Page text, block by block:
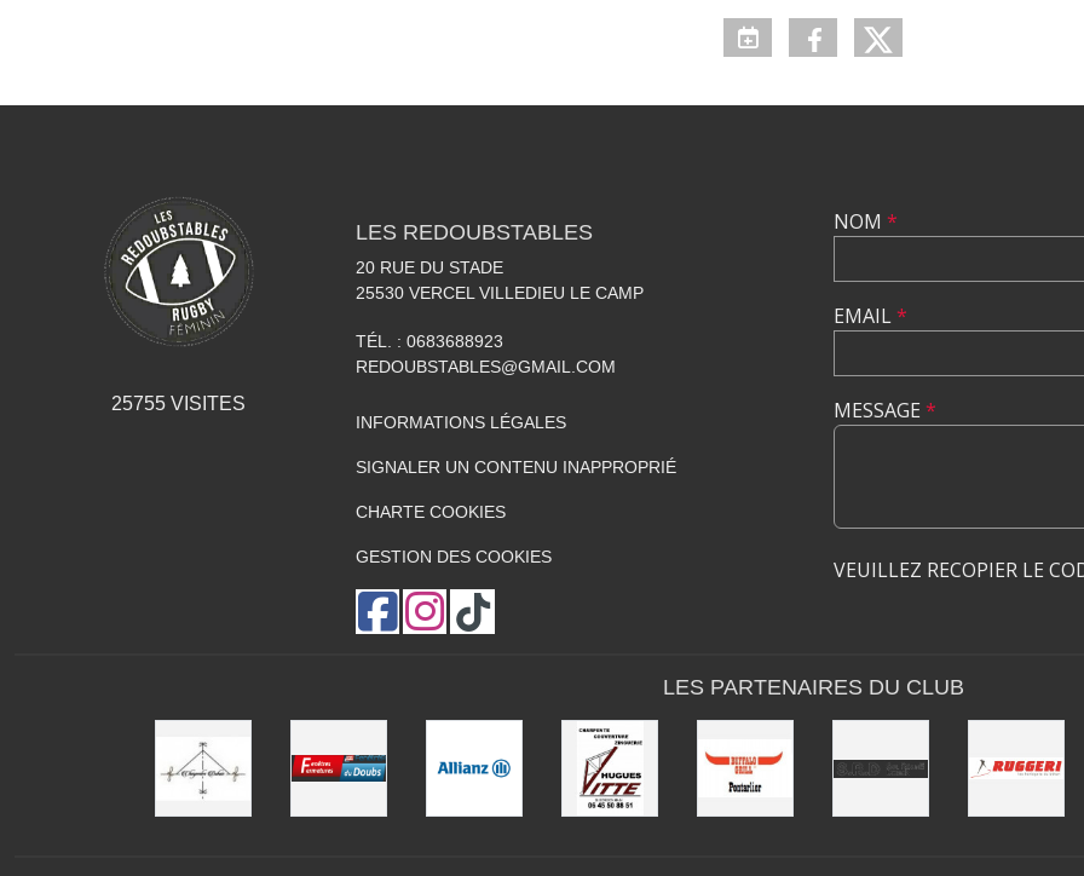
25755VISITES
LES REDOUBSTABLES
20 RUE DU STADE
25530 VERCEL VILLEDIEU LE CAMP
TÉL. : 0683688923
REDOUBSTABLES@GMAIL.COM
INFORMATIONS LÉGALES
SIGNALER UN CONTENU INAPPROPRIÉ
CHARTE COOKIES
GESTION DES COOKIES
NOM *
EMAIL*
MESSAGE *
VEUILLEZ RECOPIER LE
LES PARTENAIRES DU CLUB